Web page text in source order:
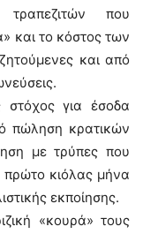
που
και το κόστος των
και από
στόχος για έσοδα
πώληση κρατικών
με τρύπες που
κιόλας μήνα
εκποίησης.
«κουρά» τους